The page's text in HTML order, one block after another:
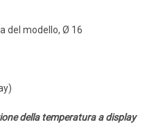
del modello, Ø 16
della temperatura a display